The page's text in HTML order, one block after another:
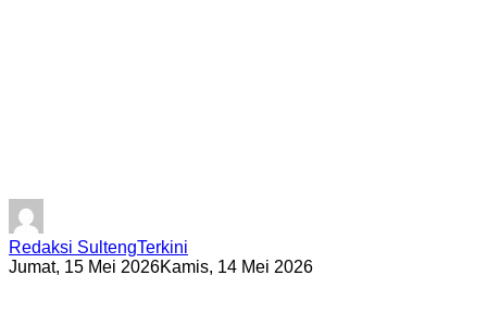
Redaksi SultengTerkini
Jumat, 15 Mei 2026Kamis, 14 Mei 2026